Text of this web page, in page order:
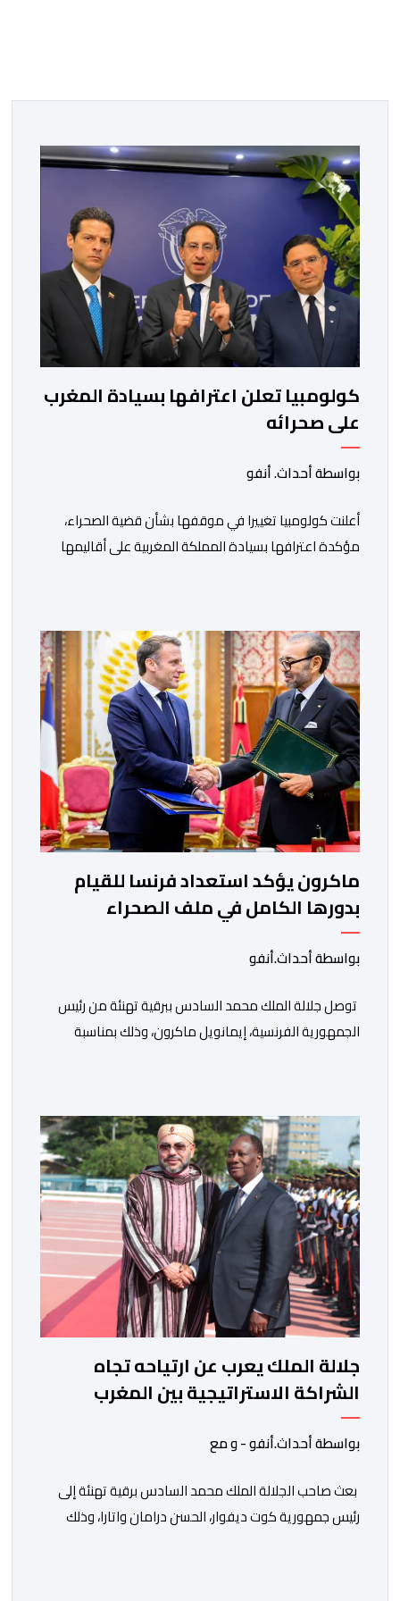
كولومبيا تعلن اعترافها بسيادة المغرب
على صحرائه
بواسطة أحداث. أنفو
أعلنت كولومبيا تغييرا في موقفها بشأن قضية الصحراء،
مؤكدة اعترافها بسيادة المملكة المغربية على أقاليمها
الافريقي والمغاربة المقيمين بالخارج، ناصر بوريطة، ونائب
رئيس جمهورية كولومبيا، خوسيه مانويل ريستريبو، بحضور
وزير العلاقات الخارجية عمر بولا إسكوبار. وبهذه المناسبة،
أكد السيد […]
ماكرون يؤكد استعداد فرنسا للقيام
بدورها الكامل في ملف الصحراء
بواسطة أحداث.أنفو
توصل جلالة الملك محمد السادس ببرقية تهنئة من رئيس
الجمهورية الفرنسية، إيمانويل ماكرون، وذلك بمناسبة
مجددا التعبير لجلالته عن مشاعر الصداقة العميقة والمتينة
التي تكنها فرنسا وشعبها للمغرب وللشعب المغربي. وقال
الرئيس الفرنسي “لا يساورني أي شك في أن […]
جلالة الملك يعرب عن ارتياحه تجاه
الشراكة الاستراتيجية بين المغرب
والكوت ديفوار
بواسطة أحداث.أنفو - و مع
بعث صاحب الجلالة الملك محمد السادس برقية تهنئة إلى
رئيس جمهورية كوت ديفوار، الحسن درامان واتارا، وذلك